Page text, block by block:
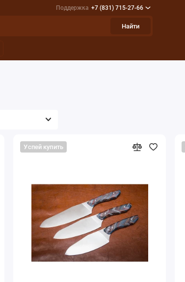
Поддержка +7 (831) 715-27-66
Найти
Успей купить